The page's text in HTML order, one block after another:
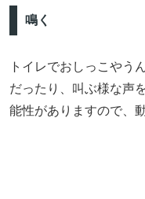
鳴く
トイレでおしっこやう
だったり、叫ぶ様な声
能性がありますので、